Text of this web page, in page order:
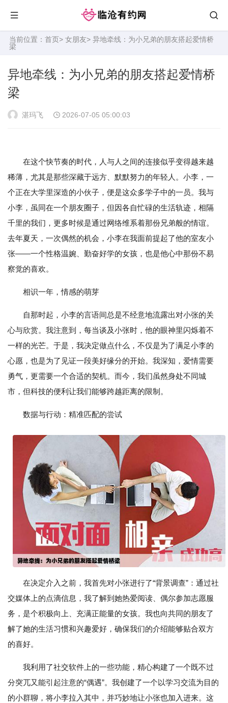
当前位置： 首页> 女朋友> 异地牵线：为小兄弟的朋友搭起爱情桥
梁
异地牵线：为小兄弟的朋友搭起爱情桥
梁
湛玛飞 2026-07-05 05:00:03
在这个快节奏的时代，人与人之间的连接似乎变得越来越
稀薄，尤其是那些深藏于远方、默默努力的年轻人。小李，一
个正在大学里深造的小伙子，便是这众多学子中的一员。我与
小李，虽同在一个朋友圈子，但因各自忙碌的生活轨迹，相隔
千里的我们，更多时候是通过网络维系着那份兄弟般的情谊。
去年夏天，一次偶然的机会，小李在我面前提起了他的室友小
张——一个性格温婉、勤奋好学的女孩，也是他心中那份不易
察觉的喜欢。
相识一年，情感的萌芽
自那时起，小李的言语间总是不经意地流露出对小张的关
心与欣赏。我注意到，每当谈及小张时，他的眼神里闪烁着不
一样的光芒。于是，我决定做点什么，不仅是为了满足小李的
心愿，也是为了见证一段美好缘分的开始。我深知，爱情需要
勇气，更需要一个合适的契机。而今，我们虽然身处不同城
市，但科技的便利让我们能够跨越距离的限制。
数据与行动：精准匹配的尝试
在决定介入之前，我首先对小张进行了“背景调查”：通过社
交媒体上的点滴信息，我了解到她热爱阅读、偶尔参加志愿服
务，是个积极向上、充满正能量的女孩。我也向共同的朋友了
解了她的生活习惯和兴趣爱好，确保我们的介绍能够贴合双方
的喜好。
我利用了社交软件上的一些功能，精心构建了一个既不过
分突兀又能引起注意的“偶遇”。我创建了一个以学习交流为目的
的小群聊，将小李拉入其中，并巧妙地让小张也加入进来。这